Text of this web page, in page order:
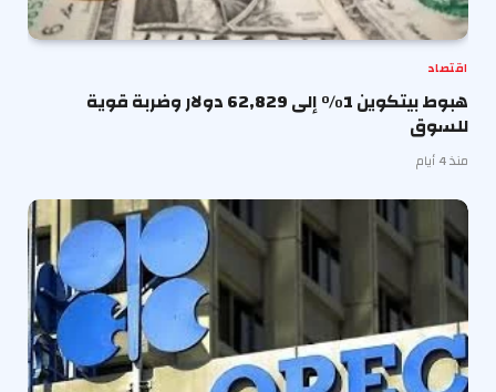
اقتصاد
هبوط بيتكوين 1% إلى 62,829 دولار وضربة قوية
للسوق
منذ 4 أيام